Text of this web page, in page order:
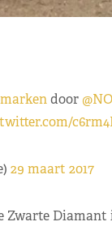
door
29 maart 2017